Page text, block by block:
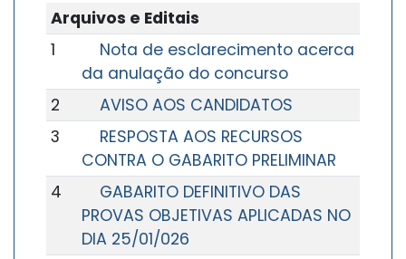
Arquivos e Editais
1
Nota de esclarecimento acerca
da anulação do concurso
2
AVISO AOS CANDIDATOS
3
RESPOSTA AOS RECURSOS
CONTRA O GABARITO PRELIMINAR
4
GABARITO DEFINITIVO DAS
PROVAS OBJETIVAS APLICADAS NO
DIA 25/01/026